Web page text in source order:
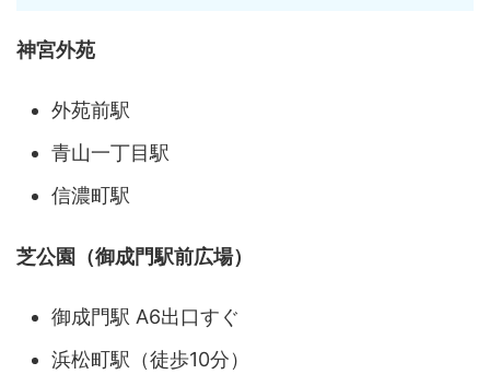
神宮外苑
外苑前駅
青山一丁目駅
信濃町駅
芝公園（御成門駅前広場）
御成門駅 A6出口すぐ
浜松町駅（徒歩10分）